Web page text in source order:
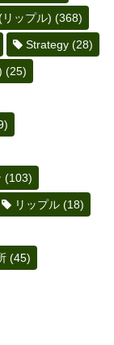
ップル) (368)
Strategy (28)
(25)
(103)
リップル (18)
(45)